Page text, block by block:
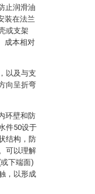
止润滑油
装在法兰
或支架
成本相对
以及与支
向呈折弯
环壁和防
件50设于
结构，防
可以理解
下端面)
，以形成